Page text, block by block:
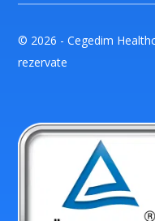
© 2026 - Cegedim
rezervate